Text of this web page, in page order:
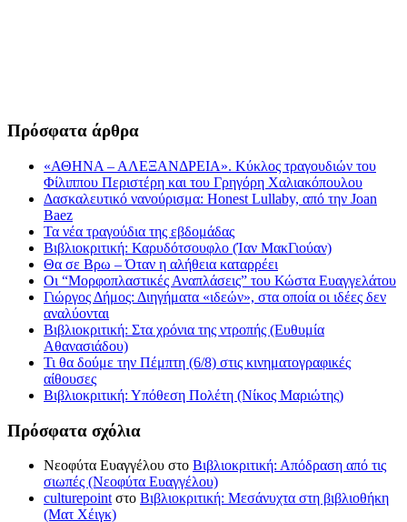
Πρόσφατα άρθρα
«ΑΘΗΝΑ – ΑΛΕΞΑΝΔΡΕΙΑ». Κύκλος τραγουδιών του
Φίλιππου Περιστέρη και του Γρηγόρη Χαλιακόπουλου
Δασκαλευτικό νανούρισμα: Honest Lullaby, από την Joan
Baez
Τα νέα τραγούδια της εβδομάδας
Βιβλιοκριτική: Καρυδότσουφλο (Ίαν ΜακΓιούαν)
Θα σε Βρω – Όταν η αλήθεια καταρρέει
Οι “Μορφοπλαστικές Αναπλάσεις” του Κώστα Ευαγγελάτου
Γιώργος Δήμος: Διηγήματα «ιδεών», στα οποία οι ιδέες δεν
αναλύονται
Βιβλιοκριτική: Στα χρόνια της ντροπής (Ευθυμία
Αθανασιάδου)
Τι θα δούμε την Πέμπτη (6/8) στις κινηματογραφικές
αίθουσες
Βιβλιοκριτική: Υπόθεση Πολέτη (Νίκος Μαριώτης)
Πρόσφατα σχόλια
Νεοφύτα Ευαγγέλου στο Βιβλιοκριτική: Απόδραση από τις
σιωπές (Νεοφύτα Ευαγγέλου)
culturepointστο Βιβλιοκριτική: Μεσάνυχτα στη βιβλιοθήκη
(Ματ Χέιγκ)